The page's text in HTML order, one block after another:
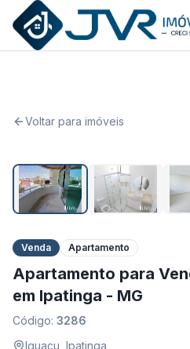
JVR Imóveis
Voltar para imóveis
Venda Apartamento
Apartamento para
em Ipatinga - MG
Código: 3286
Iguaçu Ipatinga